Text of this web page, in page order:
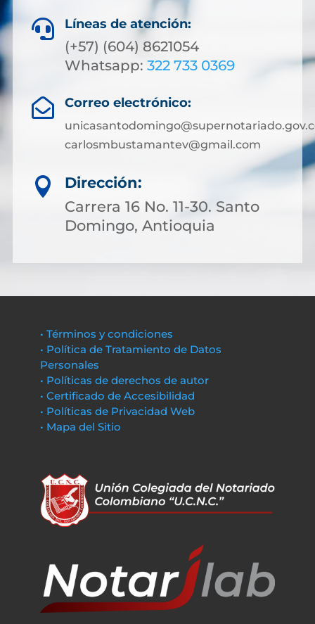
 Líneas de atención:
(+57) (604) 8621054
Whatsapp: 322 733 0369
 Correo electrónico:
carlosmbustamantev@gmail.com

Dirección:
Carrera 16 No. 11-30. Santo
Domingo, Antioquia
• Términos y condiciones
• Política de Tratamiento de Datos
Personales
• Políticas de derechos de autor
• Certificado de Accesibilidad
• Políticas de Privacidad Web
• Mapa del Sitio